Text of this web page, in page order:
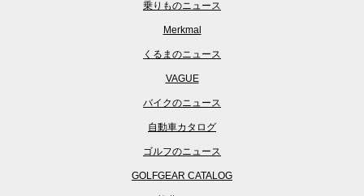
乗りものニュース
Merkmal
くるまのニュース
VAGUE
バイクのニュース
自動車カタログ
ゴルフのニュース
GOLFGEAR CATALOG